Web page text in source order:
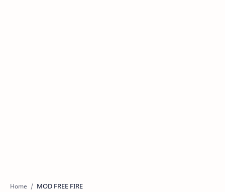
Home MOD FREE FIRE